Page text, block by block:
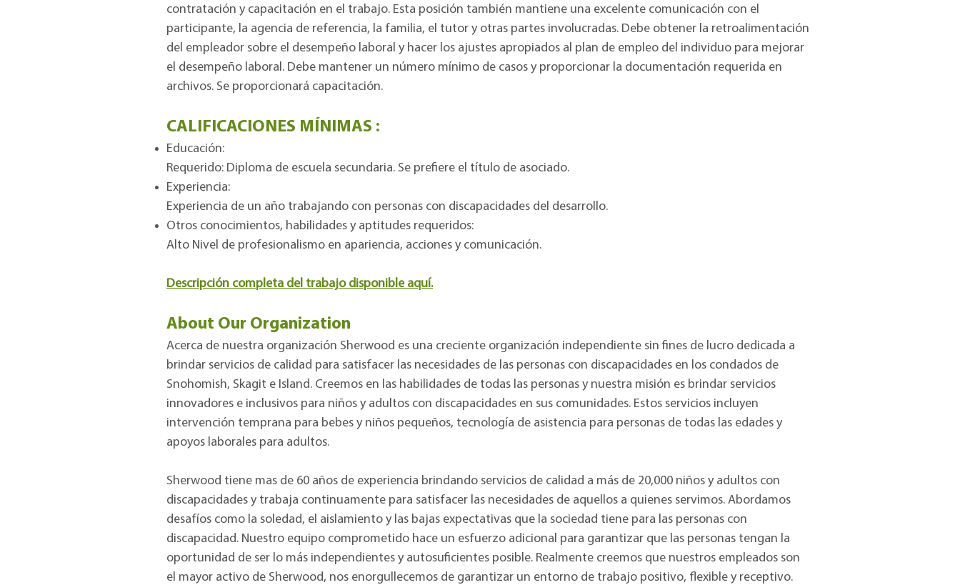
contratación y capacitación en el trabajo. Esta posición también mantiene una excelente comunicación con el
participante, la agencia de referencia, la familia, el tutor y otras partes involucradas. Debe obtener la retroalimentación
del empleador sobre el desempeño laboral y hacer los ajustes apropiados al plan de empleo del individuo para mejorar
el desempeño laboral. Debe mantener un número mínimo de casos y proporcionar la documentación requerida en
archivos. Se proporcionará capacitación.
CALIFICACIONES MÍNIMAS :
Educación:
Requerido: Diploma de escuela secundaria. Se prefiere el título de asociado.
Experiencia:
Experiencia de un año trabajando con personas con discapacidades del desarrollo.
Otros conocimientos, habilidades y aptitudes requeridos:
Alto Nivel de profesionalismo en apariencia, acciones y comunicación.
Descripción completa del trabajo disponible aquí.
About Our Organization
Acerca de nuestra organización Sherwood es una creciente organización independiente sin fines de lucro dedicada a
brindar servicios de calidad para satisfacer las necesidades de las personas con discapacidades en los condados de
Snohomish, Skagit e Island. Creemos en las habilidades de todas las personas y nuestra misión es brindar servicios
innovadores e inclusivos para niños y adultos con discapacidades en sus comunidades. Estos servicios incluyen
intervención temprana para bebes y niños pequeños, tecnología de asistencia para personas de todas las edades y
apoyos laborales para adultos.
Sherwood tiene mas de 60 años de experiencia brindando servicios de calidad a más de 20,000 niños y adultos con
discapacidades y trabaja continuamente para satisfacer las necesidades de aquellos a quienes servimos. Abordamos
desafíos como la soledad, el aislamiento y las bajas expectativas que la sociedad tiene para las personas con
discapacidad. Nuestro equipo comprometido hace un esfuerzo adicional para garantizar que las personas tengan la
oportunidad de ser lo más independientes y autosuficientes posible. Realmente creemos que nuestros empleados son
el mayor activo de Sherwood, nos enorgullecemos de garantizar un entorno de trabajo positivo, flexible y receptivo.